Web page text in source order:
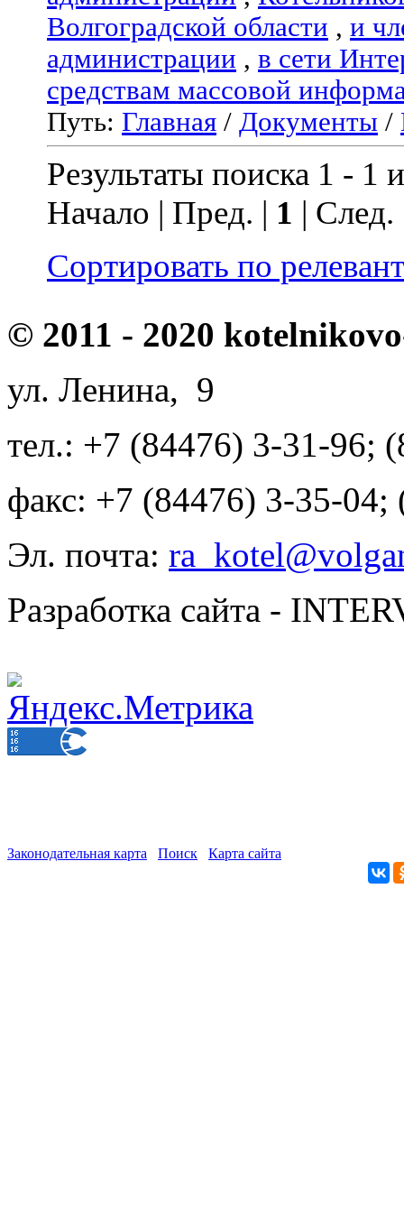
Волгоградской области , и
администрации , в сети
средствам массовой
Путь: Главная / Документы /
Результаты поиска 1 - 1
Начало | Пред. | 1 |
Сортировать по
© 2011 - 2020
ул. Ленина, 9
тел.: +7 (84476) 3-31-96;
факс: +7 (84476) 3-35-04;
Эл. почта:
Разработка сайта -
Законодательная карта Поиск Карта сайта